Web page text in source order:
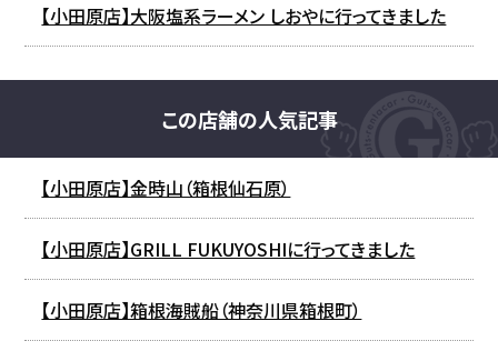
【小田原店】大阪塩系ラーメン しおやに行ってきました
この店舗の人気記事
【小田原店】金時山（箱根仙石原）
【小田原店】GRILL FUKUYOSHIに行ってきました
【小田原店】箱根海賊船（神奈川県箱根町）